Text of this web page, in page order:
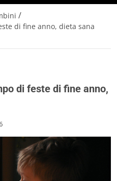
/
di fine anno, dieta sana
di feste di fine anno,